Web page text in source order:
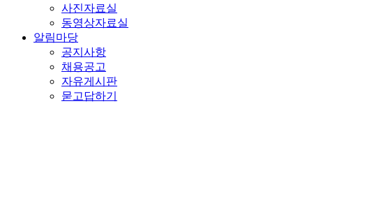
사진자료실
동영상자료실
알림마당
공지사항
채용공고
자유게시판
묻고답하기